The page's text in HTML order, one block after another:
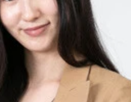
プ） KOSE「サンカットRプロ
円